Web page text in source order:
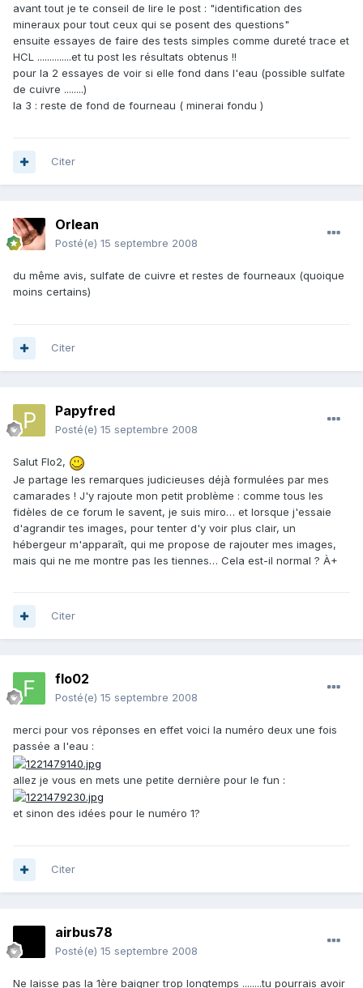
avant tout je te conseil de lire le post : "identification des
mineraux pour tout ceux qui se posent des questions"
ensuite essayes de faire des tests simples comme dureté trace et
HCL ..............et tu post les résultats obtenus !!
pour la 2 essayes de voir si elle fond dans l'eau (possible sulfate
de cuivre ........)
la 3 : reste de fond de fourneau ( minerai fondu )
Citer
Orlean
Posté(e) 15 septembre 2008
du même avis, sulfate de cuivre et restes de fourneaux (quoique
moins certains)
Citer
Papyfred
Posté(e) 15 septembre 2008
Salut Flo2,
Je partage les remarques judicieuses déjà formulées par mes
camarades ! J'y rajoute mon petit problème : comme tous les
fidèles de ce forum le savent, je suis miro… et lorsque j'essaie
d'agrandir tes images, pour tenter d'y voir plus clair, un
hébergeur m'apparaît, qui me propose de rajouter mes images,
mais qui ne me montre pas les tiennes… Cela est-il normal ? À+
Citer
flo02
Posté(e) 15 septembre 2008
merci pour vos réponses en effet voici la numéro deux une fois
passée a l'eau :
allez je vous en mets une petite dernière pour le fun :
et sinon des idées pour le numéro 1?
Citer
airbus78
Posté(e) 15 septembre 2008
Ne laisse pas la 1ère baigner trop longtemps ........tu pourrais avoir